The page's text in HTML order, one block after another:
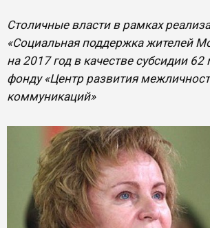
Столичные власти в рамках
«Социальная поддержка жителей
на 2017 год в качестве субсидии
фонду «Центр развития
коммуникаций»